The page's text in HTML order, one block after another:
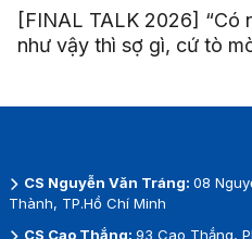
[FINAL TALK 2026] “Có
như vậy thì sợ gì, cứ tò
CS Nguyễn Văn Tráng: 08
Thành, TP.Hồ Chí Minh
CS Cao Thắng: 93 Cao Thắng,